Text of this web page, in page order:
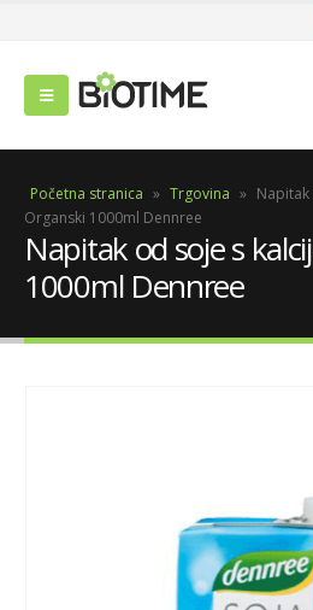
Početna stranica » Trgovina »
Organski 1000ml Dennree
Napitak od soje s
1000ml Dennree